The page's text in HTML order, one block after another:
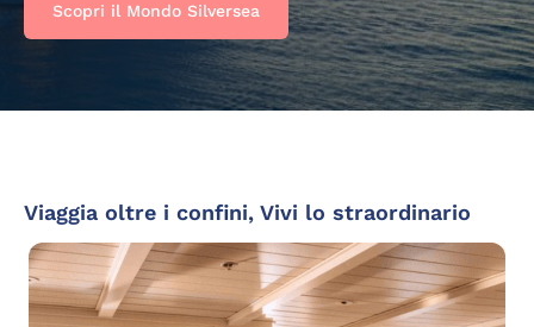
Scopri il Mondo Silversea
Viaggia oltre i confini, Vivi lo straordinario